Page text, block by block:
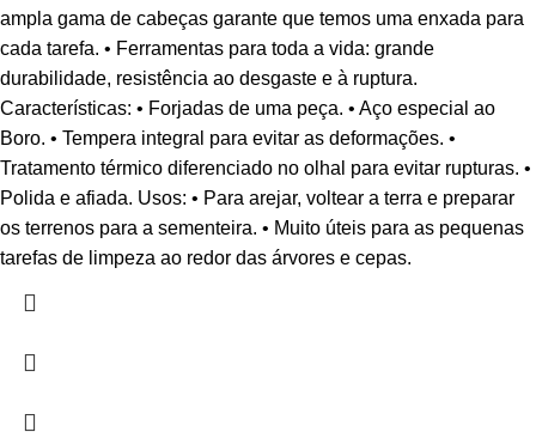
ampla gama de cabeças garante que temos uma enxada para
cada tarefa. • Ferramentas para toda a vida: grande
durabilidade, resistência ao desgaste e à ruptura.
Características: • Forjadas de uma peça. • Aço especial ao
Boro. • Tempera integral para evitar as deformações. •
Tratamento térmico diferenciado no olhal para evitar rupturas. •
Polida e afiada. Usos: • Para arejar, voltear a terra e preparar
os terrenos para a sementeira. • Muito úteis para as pequenas
tarefas de limpeza ao redor das árvores e cepas.